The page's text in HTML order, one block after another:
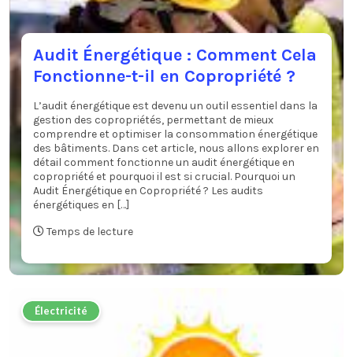
Audit Énergétique : Comment Cela
Fonctionne-t-il en Copropriété ?
L’audit énergétique est devenu un outil essentiel dans la
gestion des copropriétés, permettant de mieux
comprendre et optimiser la consommation énergétique
des bâtiments. Dans cet article, nous allons explorer en
détail comment fonctionne un audit énergétique en
copropriété et pourquoi il est si crucial. Pourquoi un
Audit Énergétique en Copropriété ? Les audits
énergétiques en […]
Temps de lecture
Électricité